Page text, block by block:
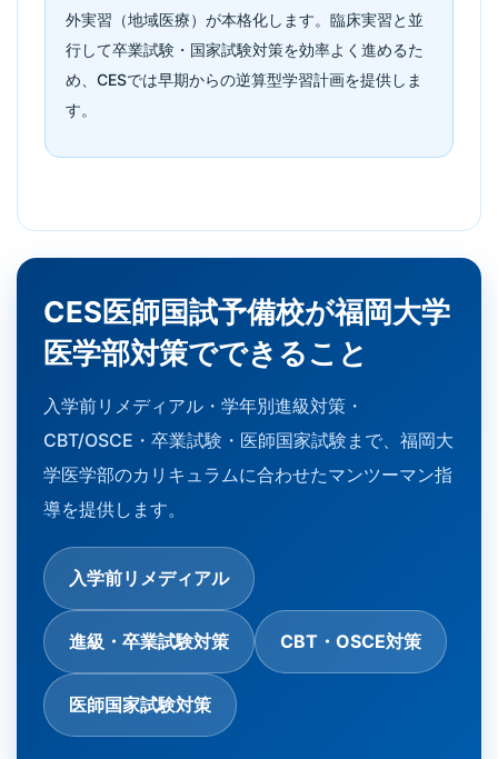
外実習（地域医療）が本格化します。臨床実習と並
行して卒業試験・国家試験対策を効率よく進めるた
め、CESでは早期からの逆算型学習計画を提供しま
す。
CES医師国試予備校が福岡大学
医学部対策でできること
入学前リメディアル・学年別進級対策・
CBT/OSCE・卒業試験・医師国家試験まで、福岡大
学医学部のカリキュラムに合わせたマンツーマン指
導を提供します。
入学前リメディアル
進級・卒業試験対策 CBT・OSCE対策
医師国家試験対策